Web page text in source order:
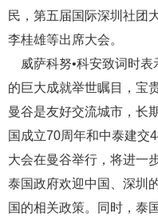
民，第五届国际深圳社团
李桂雄等出席大会。
威萨科努•科安致词时表
的巨大成就举世瞩目，宝
曼谷是友好交流城市，长
国成立70周年和中泰建交
大会在曼谷举行，将进一
泰国政府欢迎中国、深圳
国的相关政策。同时，泰